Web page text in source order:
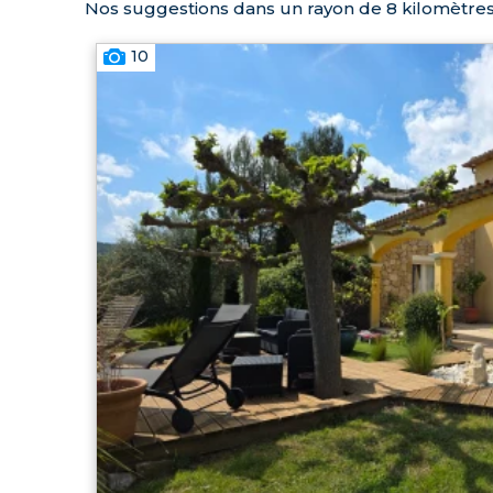
Nos suggestions dans un rayon de 8
10